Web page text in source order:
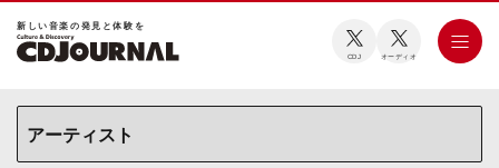
新しい⾳楽の発⾒と体験を
CDJ オーディオ